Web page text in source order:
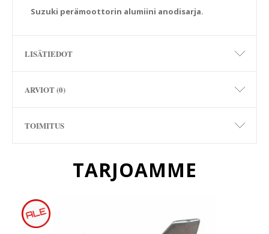
Suzuki perämoottorin alumiini anodisarja.
LISÄTIEDOT
ARVIOT (0)
TOIMITUS
TARJOAMME